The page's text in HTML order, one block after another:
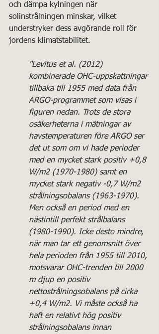
och dämpa kylningen när
solinstrålningen minskar, vilket
understryker dess avgörande roll för
jordens klimatstabilitet.
"Levitus et al. (2012)
kombinerade OHC-uppskattningar
tillbaka till 1955 med data från
ARGO-programmet som visas i
figuren nedan. Trots de stora
osäkerheterna i mätningar av
havstemperaturen före ARGO ser
det ut som om vi hade perioder
med en mycket stark positiv +0,8
W/m2 (1970-1980) samt en
mycket stark negativ -0,7 W/m2
strålningsobalans (1963-1970).
Men också en period med en
nästintill perfekt strålbalans
(1980-1990). Icke desto mindre,
när man tar ett genomsnitt över
hela perioden från 1955 till 2010,
motsvarar OHC-trenden till 2000
m djup en positiv
nettostrålningsobalans på cirka
+0,4 W/m2. Vi måste också ha
haft en relativt hög positiv
strålningsobalans innan